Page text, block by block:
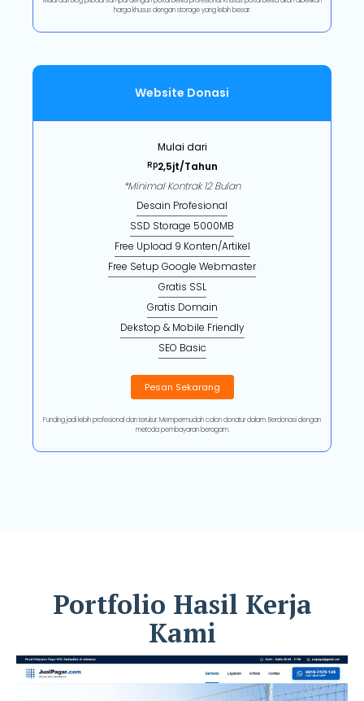
harga khusus dengan storage yang lebih besar.
Website Donasi
Mulai dari
Rp2,5jt/Tahun
*Minimal Kontrak 12 Bulan
Desain Profesional
SSD Storage 5000MB
Free Upload 9 Konten/Artikel
Free Setup Google Webmaster
Gratis SSL
Gratis Domain
Dekstop & Mobile Friendly
SEO Basic
Pesan Sekarang
Funding jadi lebih profesional dan terukur. Mempermudah calon donatur dalam. Berdonasi dengan
metoda pembayaran beragam.
Portfolio Hasil Kerja
Kami